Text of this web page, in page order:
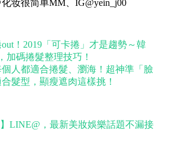
妆很简单MM、IG@yein_j00
！2019「可卡捲」才是趨勢～韓
加碼捲髮整理技巧！
人都適合捲髮、瀏海！超神準「臉
髮型，顯瘦遮肉這樣挑！
LINE@，最新美妝娛樂話題不漏接